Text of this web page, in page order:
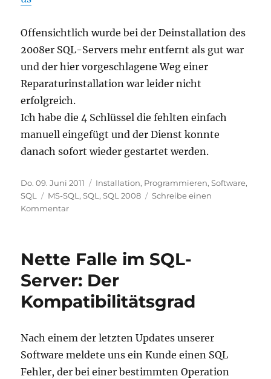
Offensichtlich wurde bei der Deinstallation des
2008er SQL-Servers mehr entfernt als gut war
und der hier vorgeschlagene Weg einer
Reparaturinstallation war leider nicht
erfolgreich.
Ich habe die 4 Schlüssel die fehlten einfach
manuell eingefügt und der Dienst konnte
danach sofort wieder gestartet werden.
Veröffentlicht
am
Do. 09. Juni 2011 Kategorien
Installation, Programmieren,Software,
SQL
Schlagwörter
MS-SQL ,SQL ,SQL 2008
Schreibe einen
Kommentarzu
auf
SQL
Server
2008
Nette Falle im SQL-
Server: Der
Kompatibilitätsgrad
Nach einem der letzten Updates unserer
Software meldete uns ein Kunde einen SQL
Fehler, der bei einer bestimmten Operation